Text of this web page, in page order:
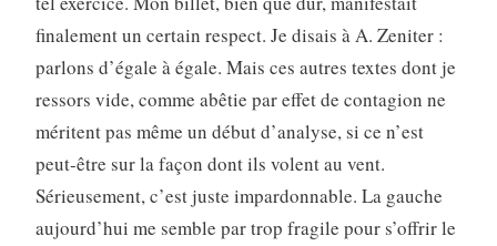
finalement un certain respect. Je disais à A. Zeniter :
parlons d’égale à égale. Mais ces autres textes dont je
ressors vide, comme abêtie par effet de contagion ne
méritent pas même un début d’analyse, si ce n’est
peut-être sur la façon dont ils volent au vent.
Sérieusement, c’est juste impardonnable. La gauche
aujourd’hui me semble par trop fragile pour s’offrir le